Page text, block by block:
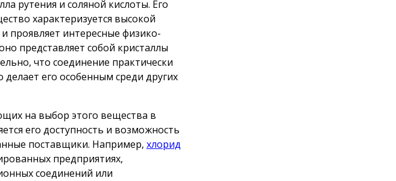
рутения и соляной кислоты. Его
характеризуется высокой
проявляет интересные физико-
представляет собой кристаллы
что соединение практически
делает его особенным среди других
на выбор этого вещества в
его доступность и возможность
поставщики. Например, хлорид
предприятиях,
соединений или